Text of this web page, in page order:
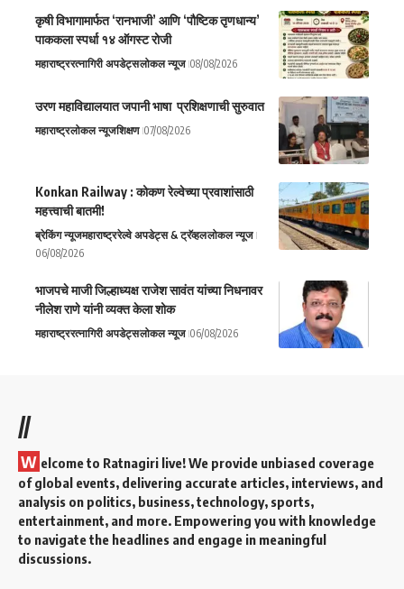
कृषी विभागामार्फत ‘रानभाजी’ आणि ‘पौष्टिक तृणधान्य’
पाककला स्पर्धा १४ ऑगस्ट रोजी
महाराष्ट्ररत्नागिरी अपडेट्सलोकल न्यूज 08/08/2026
उरण महाविद्यालयात जपानी भाषा प्रशिक्षणाची सुरुवात
महाराष्ट्रलोकल न्यूजशिक्षण 07/08/2026
Konkan Railway : कोकण रेल्वेच्या प्रवाशांसाठी
महत्त्वाची बातमी!
ब्रेकिंग न्यूजमहाराष्ट्ररेल्वे अपडेट्स & ट्रॅव्हललोकल न्यूज
06/08/2026
भाजपचे माजी जिल्हाध्यक्ष राजेश सावंत यांच्या निधनावर
नीलेश राणे यांनी व्यक्त केला शोक
महाराष्ट्ररत्नागिरी अपडेट्सलोकल न्यूज 06/08/2026
//
W elcome to Ratnagiri live! We provide unbiased coverage
of global events, delivering accurate articles, interviews, and
analysis on politics, business, technology, sports,
entertainment, and more. Empowering you with knowledge
to navigate the headlines and engage in meaningful
discussions.